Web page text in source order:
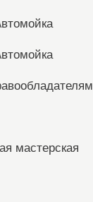
мастерская